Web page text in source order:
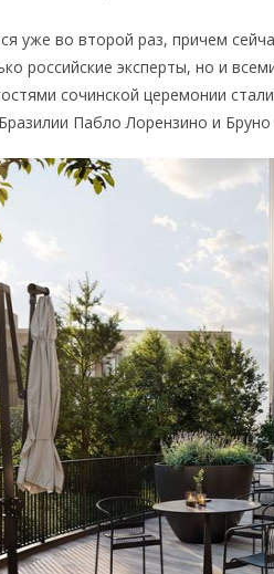
уже во второй раз, причем
российские эксперты, но и
сочинской церемонии
Пабло Лорензино и